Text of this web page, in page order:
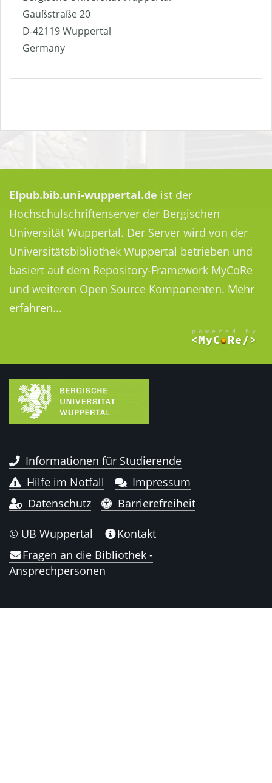
Gaußstraße 20
D-42119 Wuppertal
Germany
Elpub.bib.uni-wuppertal.de ist der
Hochschulschriftenserver der Bergischen
Universität Wuppertal. Der Server wird von der
Universitätsbibliothek Wuppertal betrieben und
basiert auf dem Repository-Framework MyCoRe
und weiteren Open Source Komponenten. Mehr
erfahren...
Informationen für Studierende
Hilfe im Notfall
Impressum
Datenschutz
Barrierefreiheit
© UB Wuppertal
Kontakt
Fragen an die Bibliothek -
Ansprechpersonen